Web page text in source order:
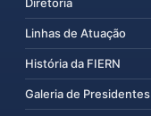
Diretoria
Linhas de Atuação
História da FIERN
Galeria de Presidentes